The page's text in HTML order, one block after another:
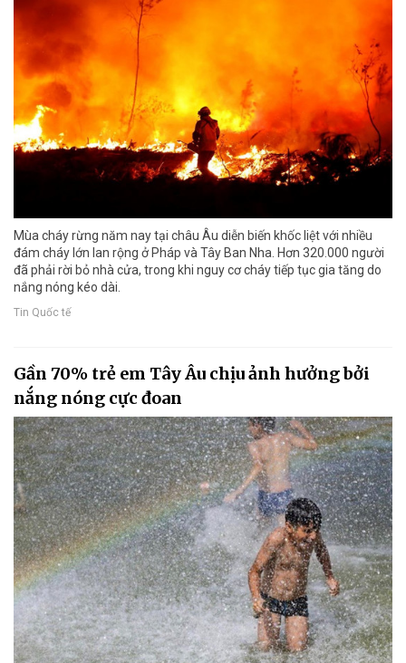
Mùa cháy rừng năm nay tại châu Âu diễn biến khốc liệt với nhiều
đám cháy lớn lan rộng ở Pháp và Tây Ban Nha. Hơn 320.000 người
đã phải rời bỏ nhà cửa, trong khi nguy cơ cháy tiếp tục gia tăng do
nắng nóng kéo dài.
Tin Quốc tế
Gần 70% trẻ em Tây Âu chịu ảnh hưởng bởi
nắng nóng cực đoan